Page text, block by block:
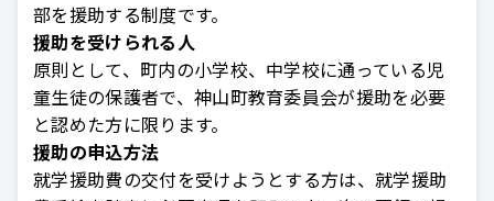
部を援助する制度です。
援助を受けられる人
原則として、町内の小学校、中学校に通っている児
童生徒の保護者で、神山町教育委員会が援助を必要
と認めた方に限ります。
援助の申込方法
就学援助費の交付を受けようとする方は、就学援助